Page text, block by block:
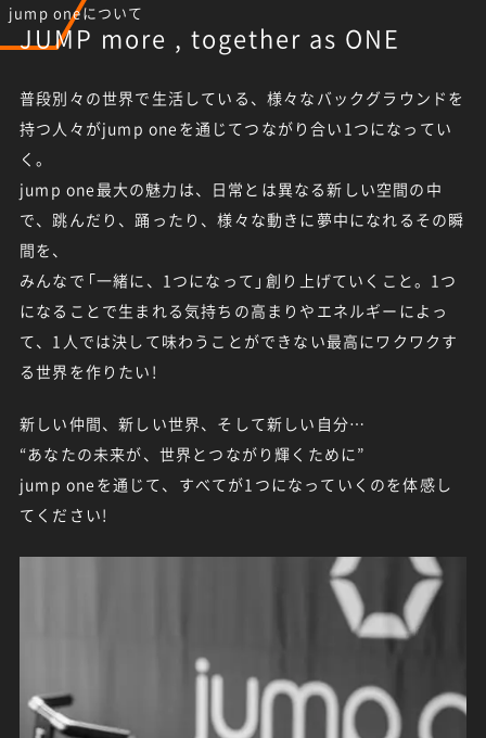
jump oneについて
JUMP more , together as ONE
普段別々の世界で生活している、様々なバックグラウンドを
持つ人々がjump oneを通じてつながり合い1つになってい
く。
jump one最大の魅力は、日常とは異なる新しい空間の中
で、跳んだり、踊ったり、様々な動きに夢中になれるその瞬
間を、
みんなで「一緒に、1つになって 」創り上げていくこと。1つ
になることで生まれる気持ちの高まりやエネルギーによっ
て、1人では決して味わうことができない最高にワクワクす
る世界を作りたい!
新しい仲間、新しい世界、そして新しい自分…
“あなたの未来が、世界とつながり輝くために”
jump oneを通じて、すべてが1つになっていくのを体感し
てください!